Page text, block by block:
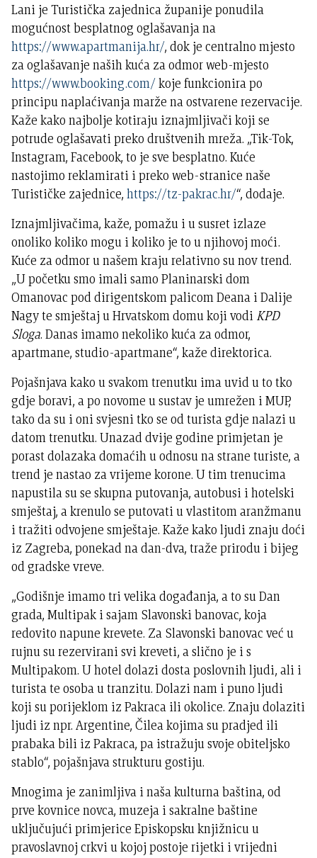
Lani je Turistička zajednica županije ponudila
mogućnost besplatnog oglašavanja na
https://www.apartmanija.hr/, dok je centralno mjesto
za oglašavanje naših kuća za odmor web-mjesto
https://www.booking.com/koje funkcionira po
principu naplaćivanja marže na ostvarene rezervacije.
Kaže kako najbolje kotiraju iznajmljivači koji se
potrude oglašavati preko društvenih mreža. „Tik-Tok,
Instagram, Facebook, to je sve besplatno. Kuće
nastojimo reklamirati i preko web-stranice naše
Turističke zajednice,https://tz-pakrac.hr/“, dodaje.
Iznajmljivačima, kaže, pomažu i u susret izlaze
onoliko koliko mogu i koliko je to u njihovoj moći.
Kuće za odmor u našem kraju relativno su nov trend.
„U početku smo imali samo Planinarski dom
Omanovac pod dirigentskom palicom Deana i Dalije
Nagy te smještaj u Hrvatskom domu koji vodi KPD
Sloga. Danas imamo nekoliko kuća za odmor,
apartmane, studio-apartmane“, kaže direktorica.
Pojašnjava kako u svakom trenutku ima uvid u to tko
gdje boravi, a po novome u sustav je umrežen i MUP,
tako da su i oni svjesni tko se od turista gdje nalazi u
datom trenutku. Unazad dvije godine primjetan je
porast dolazaka domaćih u odnosu na strane turiste, a
trend je nastao za vrijeme korone. U tim trenucima
napustila su se skupna putovanja, autobusi i hotelski
smještaj, a krenulo se putovati u vlastitom aranžmanu
i tražiti odvojene smještaje. Kaže kako ljudi znaju doći
iz Zagreba, ponekad na dan-dva, traže prirodu i bijeg
od gradske vreve.
„Godišnje imamo tri velika događanja, a to su Dan
grada, Multipak i sajam Slavonski banovac, koja
redovito napune krevete. Za Slavonski banovac već u
rujnu su rezervirani svi kreveti, a slično je i s
Multipakom. U hotel dolazi dosta poslovnih ljudi, ali i
turista te osoba u tranzitu. Dolazi nam i puno ljudi
koji su porijeklom iz Pakraca ili okolice. Znaju dolaziti
ljudi iz npr. Argentine, Čilea kojima su pradjed ili
prabaka bili iz Pakraca, pa istražuju svoje obiteljsko
stablo“, pojašnjava strukturu gostiju.
Mnogima je zanimljiva i naša kulturna baština, od
prve kovnice novca, muzeja i sakralne baštine
uključujući primjerice Episkopsku knjižnicu u
pravoslavnoj crkvi u kojoj postoje rijetki i vrijedni